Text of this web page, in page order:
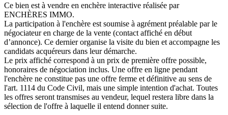
Ce bien est à vendre en enchère interactive réalisée par
ENCHÈRES IMMO.
La participation à l'enchère est soumise à agrément préalable par le
négociateur en charge de la vente (contact affiché en début
d’annonce). Ce dernier organise la visite du bien et accompagne les
candidats acquéreurs dans leur démarche.
Le prix affiché correspond à un prix de première offre possible,
honoraires de négociation inclus. Une offre en ligne pendant
l'enchère ne constitue pas une offre ferme et définitive au sens de
l'art. 1114 du Code Civil, mais une simple intention d'achat. Toutes
les offres seront transmises au vendeur, lequel restera libre dans la
sélection de l'offre à laquelle il entend donner suite.